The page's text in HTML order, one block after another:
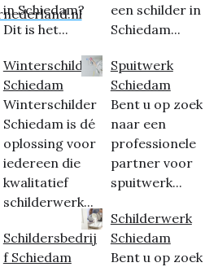
in Schiedam?
Dit is het...
Winterschilder
Schiedam
Winterschilder
Schiedam is dé
oplossing voor
iedereen die
kwalitatief
schilderwerk...
Schildersbedrij
f Schiedam
een schilder in
Schiedam...
Spuitwerk
Schiedam
Bent u op zoek
naar een
professionele
partner voor
spuitwerk...
Schilderwerk
Schiedam
Bent u op zoek